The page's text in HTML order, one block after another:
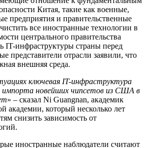
Китая, такие как военные,
предприятия и правительственные
все иностранные технологии в
центрального правительства
IT-инфраструктуры страны перед
представители отрасли заявили, что
внешняя среда.
ключевая IT-инфраструктура
новейших чипсетов из США в
» – сказал Ni Guangnan, академик
академии, который несколько лет
снизить зависимость от
иностранные наблюдатели считают